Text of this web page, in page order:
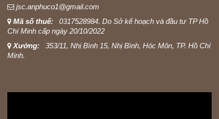
jsc.anphuco1@gmail.com
Mã số thuế:
0317528984. Do Sở kế hoạch và đầu tư TP Hồ
Chí Minh cấp ngày 20/10/2022
Xưởng:
353/11, Nhị Bình 15, Nhị Bình, Hóc Môn, TP. Hồ Chí
Minh.